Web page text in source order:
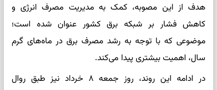
هدف از این مصوبه، کمک به مدیریت مصرف انرژی و
کاهش فشار بر شبکه برق کشور عنوان شده است؛
موضوعی که با توجه به رشد مصرف برق در ماه‌های گرم
سال، اهمیت بیشتری پیدا می‌کند.
در ادامه این روند، روز جمعه ۸ خرداد نیز طبق روال